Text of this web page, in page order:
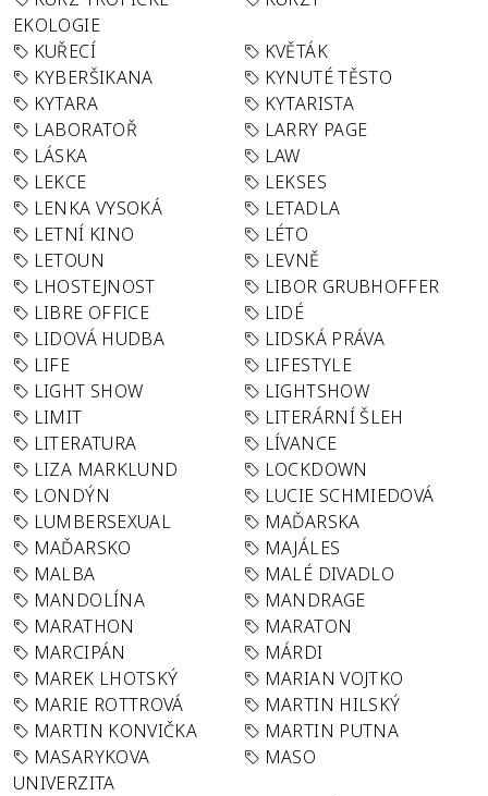
EKOLOGIE
KUŘECÍ
KVĚTÁK
KYBERŠIKANA
KYNUTÉ TĚSTO
KYTARA
KYTARISTA
LABORATOŘ
LARRY PAGE
LÁSKA
LAW
LEKCE
LEKSES
LENKA VYSOKÁ
LETADLA
LETNÍ KINO
LÉTO
LETOUN
LEVNĚ
LHOSTEJNOST
LIBOR GRUBHOFFER
LIBRE OFFICE
LIDÉ
LIDOVÁ HUDBA
LIDSKÁ PRÁVA
LIFE
LIFESTYLE
LIGHT SHOW
LIGHTSHOW
LIMIT
LITERÁRNÍ ŠLEH
LITERATURA
LÍVANCE
LIZA MARKLUND
LOCKDOWN
LONDÝN
LUCIE SCHMIEDOVÁ
LUMBERSEXUAL
MAĎARSKA
MAĎARSKO
MAJÁLES
MALBA
MALÉ DIVADLO
MANDOLÍNA
MANDRAGE
MARATHON
MARATON
MARCIPÁN
MÁRDI
MAREK LHOTSKÝ
MARIAN VOJTKO
MARIE ROTTROVÁ
MARTIN HILSKÝ
MARTIN KONVIČKA
MARTIN PUTNA
MASARYKOVA
UNIVERZITA
MASO